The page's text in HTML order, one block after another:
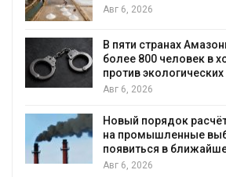
Амазонии задержали
в ходе операции
преступлений
нарушений квот
выбросы может
время